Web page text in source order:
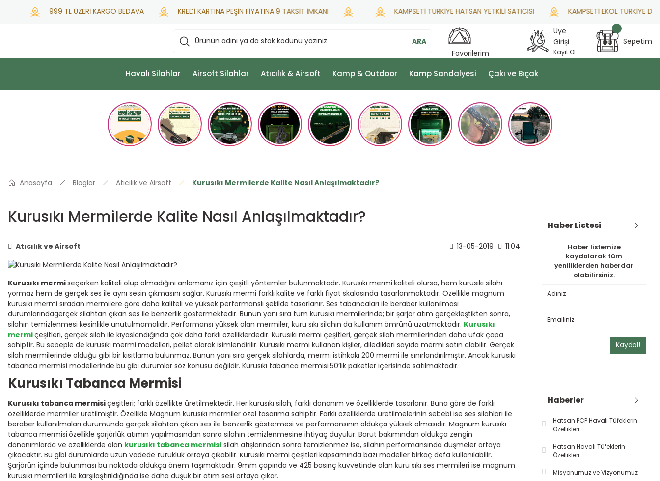
999 TL ÜZERİ KARGO BEDAVA KREDİ KARTINA PEŞİN FİYATINA 9 TAKSİT İMKANI KAMPSETİ TÜRKİYE HATSAN YETKİLİ SATICISI KAMPSETİ EKOL TÜRKİYE
ARA
Favorilerim
Üye
Girişi
Kayıt Ol
Sepetim
Havalı Silahlar Airsoft Silahlar Atıcılık & Airsoft Kamp & Outdoor Kamp Sandalyesi Çakı ve Bıçak
Anasayfa Bloglar Atıcılık ve Airsoft Kurusıkı Mermilerde Kalite Nasıl Anlaşılmaktadır?
Kurusıkı Mermilerde Kalite Nasıl Anlaşılmaktadır?
Atıcılık ve Airsoft 13-05-2019 11:04
Kurusıkı mermiseçerken kaliteli olup olmadığını anlamanız için çeşitli yöntemler bulunmaktadır. Kurusıkı mermi kaliteli olursa, hem kurusıkı silahı
yormaz hem de gerçek ses ile aynı sesin çıkmasını sağlar. Kurusıkı mermi farklı kalite ve farklı fiyat skalasında tasarlanmaktadır. Özellikle magnum
kurusıkı mermi sıradan mermilere göre daha kaliteli ve yüksek performanslı şekilde tasarlanır. Ses tabancaları ile beraber kullanılması
durumlarındagerçek silahtan çıkan ses ile benzerlik göstermektedir. Bunun yanı sıra tüm kurusıkı mermilerinde; bir şarjör atım gerçekleştikten sonra,
silahın temizlenmesi kesinlikle unutulmamalıdır. Performansı yüksek olan mermiler, kuru sıkı silahın da kullanım ömrünü uzatmaktadır. Kurusıkı
mermiçeşitleri, gerçek silah ile kıyaslandığında çok daha farklı özelliklerdedir. Kurusıkı mermi çeşitleri, gerçek silah mermilerinden daha ufak çapa
sahiptir. Bu sebeple de kurusıkı mermi modelleri, pellet olarak isimlendirilir. Kurusıkı mermi kullanan kişiler, diledikleri sayıda mermi satın alabilir. Gerçek
silah mermilerinde olduğu gibi bir kısıtlama bulunmaz. Bunun yanı sıra gerçek silahlarda, mermi istihkakı 200 mermi ile sınırlandırılmıştır. Ancak kurusıkı
tabanca mermisi modellerinde bu gibi durumlar söz konusu değildir. Kurusıkı tabanca mermisi 50’lik paketler içerisinde satılmaktadır.
Kurusıkı Tabanca Mermisi
Kurusıkı tabanca mermisiçeşitleri; farklı özellikte üretilmektedir. Her kurusıkı silah, farklı donanım ve özelliklerde tasarlanır. Buna göre de farklı
özelliklerde mermiler üretilmiştir. Özellikle Magnum kurusıkı mermiler özel tasarıma sahiptir. Farklı özelliklerde üretilmelerinin sebebi ise ses silahları ile
beraber kullanılmaları durumunda gerçek silahtan çıkan ses ile benzerlik göstermesi ve performansının oldukça yüksek olmasıdır. Magnum kurusıkı
tabanca mermisi özellikle şarjörlük atımın yapılmasından sonra silahın temizlenmesine ihtiyaç duyulur. Barut bakımından oldukça zengin
donanımlarda ve özelliklerde olan kurusıkı tabanca mermisi silah atışlarından sonra temizlenmez ise, silahın performansında düşmeler ortaya
çıkacaktır. Bu gibi durumlarda uzun vadede tutukluk ortaya çıkabilir. Kurusıkı mermi çeşitleri kapsamında bazı modeller birkaç defa kullanılabilir.
Şarjörün içinde bulunması bu noktada oldukça önem taşımaktadır. 9mm çapında ve 425 basınç kuvvetinde olan kuru sıkı ses mermileri ise magnum
kurusıkı mermileri ile karşılaştırıldığında ise daha düşük bir atım sesi ortaya çıkar.
Haber Listesi
Haber listemize
kaydolarak tüm
yeniliklerden haberdar
olabilirsiniz.
Kaydol!
Haberler
Hatsan PCP Havalı Tüfeklerin
Özellikleri
Hatsan Havalı Tüfeklerin
Özellikleri
Misyonumuz ve Vizyonumuz